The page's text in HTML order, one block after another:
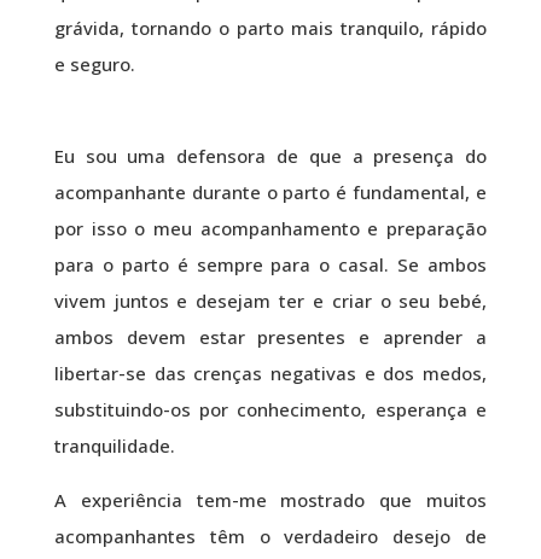
grávida, tornando o parto mais tranquilo, rápido
e seguro.
Eu sou uma defensora de que a presença do
acompanhante durante o parto é fundamental, e
por isso o meu acompanhamento e preparação
para o parto é sempre para o casal. Se ambos
vivem juntos e desejam ter e criar o seu bebé,
ambos devem estar presentes e aprender a
libertar-se das crenças negativas e dos medos,
substituindo-os por conhecimento, esperança e
tranquilidade.
A experiência tem-me mostrado que muitos
acompanhantes têm o verdadeiro desejo de